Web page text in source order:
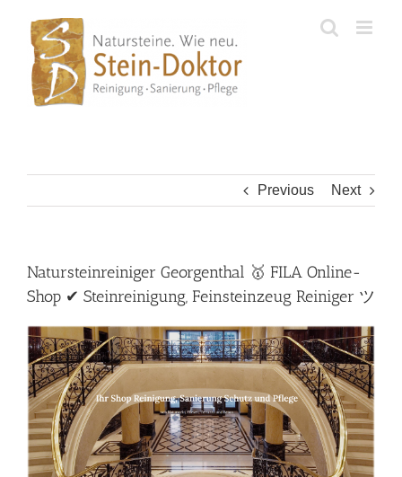
content
Previous Next
Natursteinreiniger Georgenthal 🥇 FILA Online-
Shop ✔ Steinreinigung, Feinsteinzeug Reiniger ツ